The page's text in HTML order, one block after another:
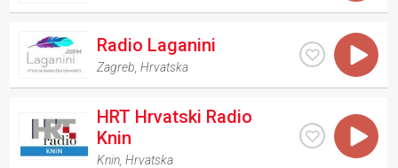
Radio Laganini
Zagreb ,Hrvatska
HRT Hrvatski Radio
Knin
Knin ,Hrvatska